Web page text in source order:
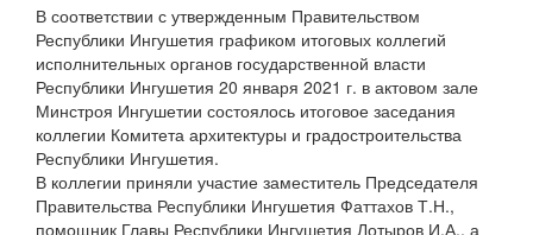
В соответствии с утвержденным Правительством
Республики Ингушетия графиком итоговых коллегий
исполнительных органов государственной власти
Республики Ингушетия 20 января 2021 г. в актовом зале
Минстроя Ингушетии состоялось итоговое заседания
коллегии Комитета архитектуры и градостроительства
Республики Ингушетия.
В коллегии приняли участие заместитель Председателя
Правительства Республики Ингушетия Фаттахов Т.Н.,
помощник Главы Республики Ингушетия Лотыров И.А., а